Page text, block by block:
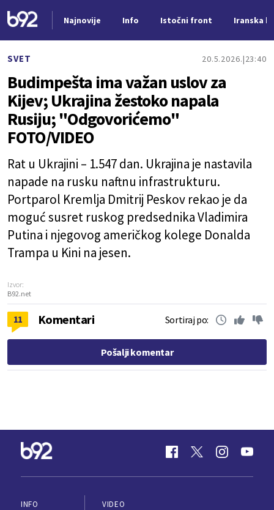
Najnovije Info Istočni front Iranska
SVET 20.5.2026. 23:40
Budimpešta ima važan uslov za
Kijev; Ukrajina žestoko napala
Rusiju; "Odgovorićemo"
FOTO/VIDEO
Rat u Ukrajini – 1.547 dan. Ukrajina je nastavila
napade na rusku naftnu infrastrukturu.
Portparol Kremlja Dmitrij Peskov rekao je da
moguć susret ruskog predsednika Vladimira
Putina i njegovog američkog kolege Donalda
Trampa u Kini na jesen.
Izvor:
B92.net
11 Komentari Sortiraj po:
Pošalji komentar
INFO
VIDEO